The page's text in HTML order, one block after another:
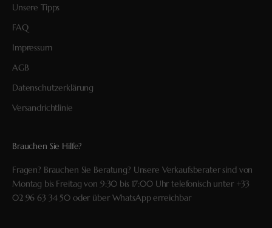
Unsere Tipps
FAQ
Impressum
AGB
Datenschutzerklärung
Versandrichtlinie
Brauchen Sie Hilfe?
Fragen? Brauchen Sie Beratung? Unsere Verkaufsberater sind von
Montag bis Freitag von 9:30 bis 17:00 Uhr telefonisch unter +33
02 96 63 34 50 oder überWhatsApperreichbar